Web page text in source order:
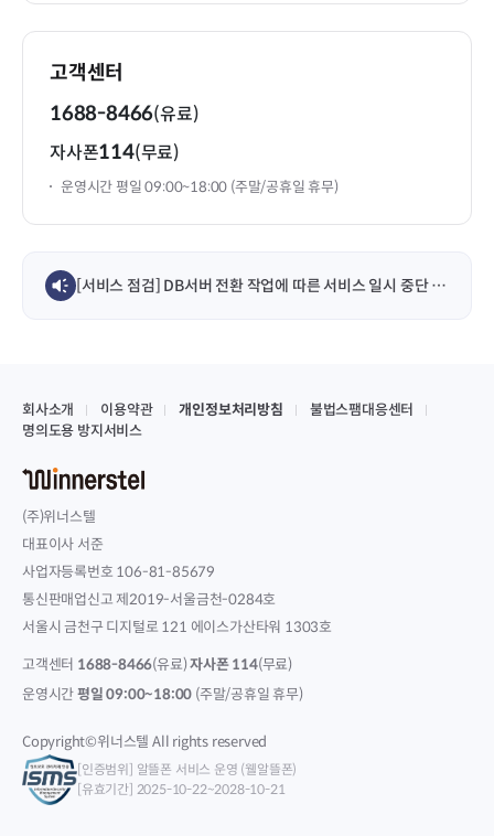
고객센터
1688-8466(유료)
자사폰114(무료)
운영시간 평일 09:00~18:00 (주말/공휴일 휴무)
[서비스 점검] DB서버 전환 작업에 따른 서비스 일시 중단 안내
회사소개 이용약관 개인정보처리방침
불법스팸대응센터
명의도용 방지서비스
(주)위너스텔
대표이사 서준
사업자등록번호 106-81-85679
통신판매업신고 제2019-서울금천-0284호
서울시 금천구 디지털로 121 에이스가산타워 1303호
고객센터 1688-8466(유료)자사폰 114(무료)
운영시간평일 09:00~18:00 (주말/공휴일 휴무)
Copyright©위너스텔 All rights reserved
[인증범위] 알뜰폰 서비스 운영 (웰알뜰폰)
[유효기간] 2025-10-22~2028-10-21